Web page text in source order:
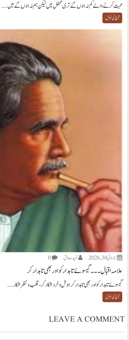
محبت کرنے والے کم نہ ہوں گے تری محفل میں لیکن ہم نہ ہوں گے میں...
آج کی غزل
جولائی 30, 2026 نويد صادق 0
علامہ اقبال ۔۔۔ گیسوئے تابدار کو اور بھی تابدار کر
گیسوئے تابدار کو اور بھی تابدار کر ہوش و خرد شکار کر، قلب و نظر شکار...
آج کی غزل
LEAVE A COMMENT